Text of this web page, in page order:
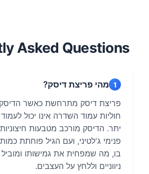
Asked Questions
1 מהי פריצת דיסק?
פריצת דיסק מתרחשת כאשר הדיסק
חוליות עמוד השדרה אינו יכול
יתר. הדיסק מורכב מטבעות חיצוניות
פנימי ג'לטיני, ועם הגיל פוחתת
בו, מה שמפחית את גמישותו ומוביל
ניווניים וללחץ על העצבים.